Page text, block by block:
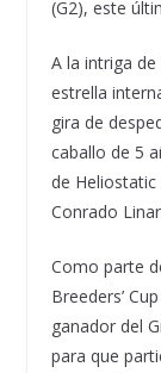
(G2), este
A la intriga
estrella
gira de
caballo de 5
de
Conrado
Como parte
Breeders’
ganador del
para que